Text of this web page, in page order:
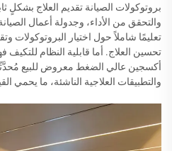
بروتوكولات الصيانة تقديم العلاج بشكلٍ
والتحقق من الأداء، وجدولة أعمال
تعليمًا شاملاً حول اختيار البروتوكولات
تحسين العلاج. أما قابلية النظام
أكسجين عالي الضغط معروض للبيع
والتطبيقات العلاجية الناشئة، ما يحمي